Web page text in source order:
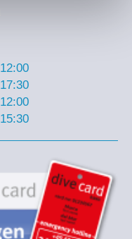
12:00
17:30
12:00
15:30